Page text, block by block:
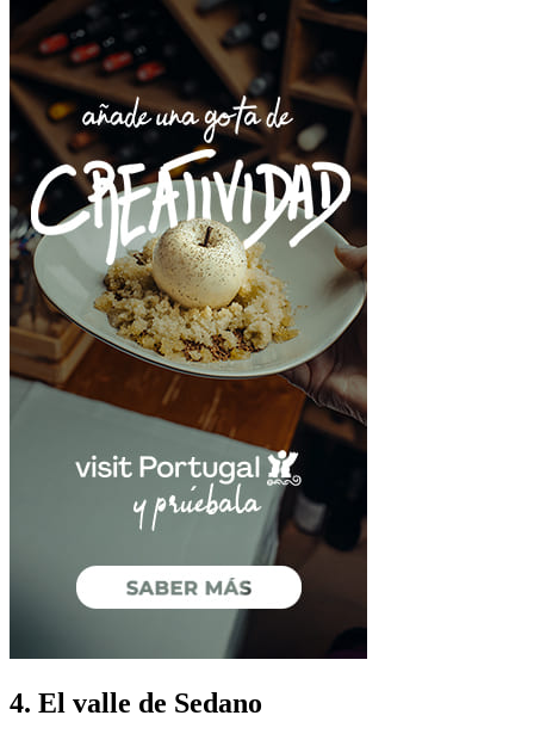
4. El valle de Sedano